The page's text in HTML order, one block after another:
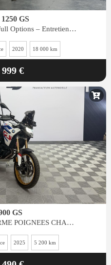
GS
R 1250 GS - Rallye Pro – Full Options – Entretien BMW
2020 18 000 km
999 €
GS
SHIFTER KEYLESS ALARME POIGNEES CHAUFFANTES
2025 5 200 km